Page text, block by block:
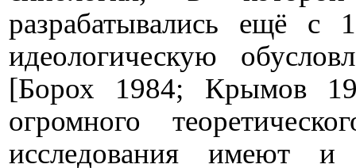
разрабатывались ещё с
идеологическую
[Борох 1984; Крымов
огромного
исследования имеют и